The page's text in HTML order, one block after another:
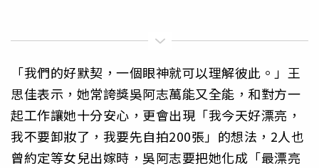
「我們的好默契，一個眼神就可以理解彼此。」王
思佳表示，她常誇獎吳阿志萬能又全能，和對方一
起工作讓她十分安心，更會出現「我今天好漂亮，
我不要卸妝了，我要先自拍200張」的想法，2人也
曾約定等女兒出嫁時，吳阿志要把她化成「最漂亮